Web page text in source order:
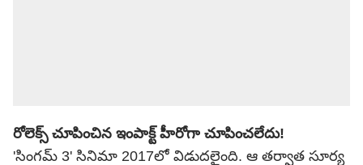
రోలెక్స్ చూపించిన ఇంపాక్ట్ హీరోగా చూపించలేదు!
'సింగమ్ 3' సినిమా 2017లో విడుదలైంది. ఆ తర్వాత సూర్య